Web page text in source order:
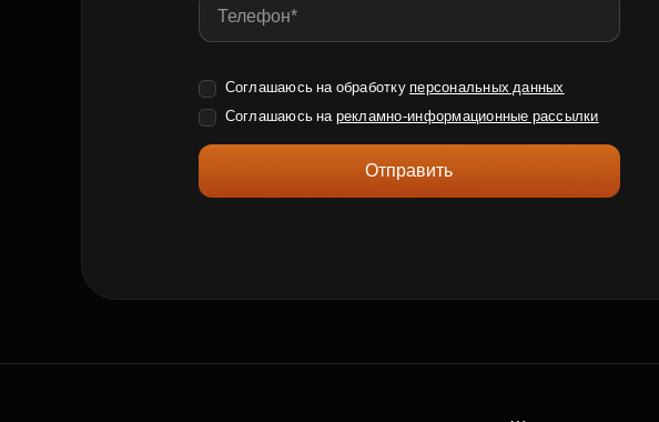
Соглашаюсь на обработку персональных данных
Соглашаюсь на рекламно-информационные рассылки
Отправить